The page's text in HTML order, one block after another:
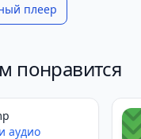
плеер
понравится
аудио